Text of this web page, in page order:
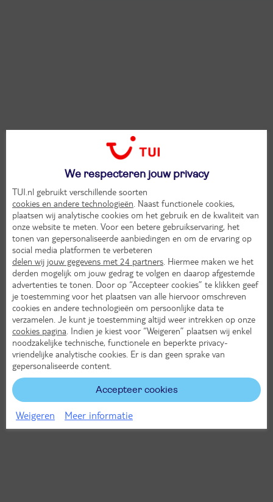
We respecteren jouw privacy
TUI.nl gebruikt verschillende soorten
cookies en andere technologieën . Naast functionele cookies,
plaatsen wij analytische cookies om het gebruik en de kwaliteit van
onze website te meten. Voor een betere gebruikservaring, het
tonen van gepersonaliseerde aanbiedingen en om de ervaring op
social media platformen te verbeteren
delen wij jouw gegevens met 24 partners . Hiermee maken we het
derden mogelijk om jouw gedrag te volgen en daarop afgestemde
advertenties te tonen. Door op “Accepteer cookies” te klikken geef
je toestemming voor het plaatsen van alle hiervoor omschreven
cookies en andere technologieën om persoonlijke data te
verzamelen. Je kunt je toestemming altijd weer intrekken op onze
cookies pagina . Indien je kiest voor “Weigeren” plaatsen wij enkel
noodzakelijke technische, functionele en beperkte privacy-
vriendelijke analytische cookies. Er is dan geen sprake van
gepersonaliseerde content.
Accepteer cookies
Weigeren Meer informatie